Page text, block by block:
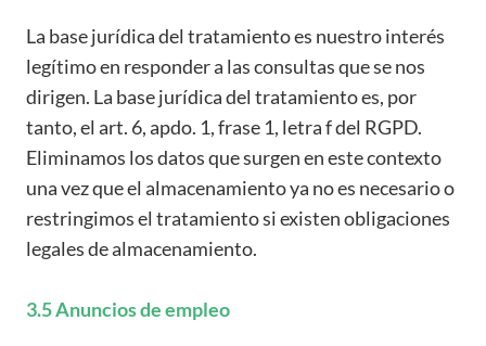
La base jurídica del tratamiento es nuestro interés
legítimo en responder a las consultas que se nos
dirigen. La base jurídica del tratamiento es, por
tanto, el art. 6, apdo. 1, frase 1, letra f del RGPD.
Eliminamos los datos que surgen en este contexto
una vez que el almacenamiento ya no es necesario o
restringimos el tratamiento si existen obligaciones
legales de almacenamiento.
3.5 Anuncios de empleo